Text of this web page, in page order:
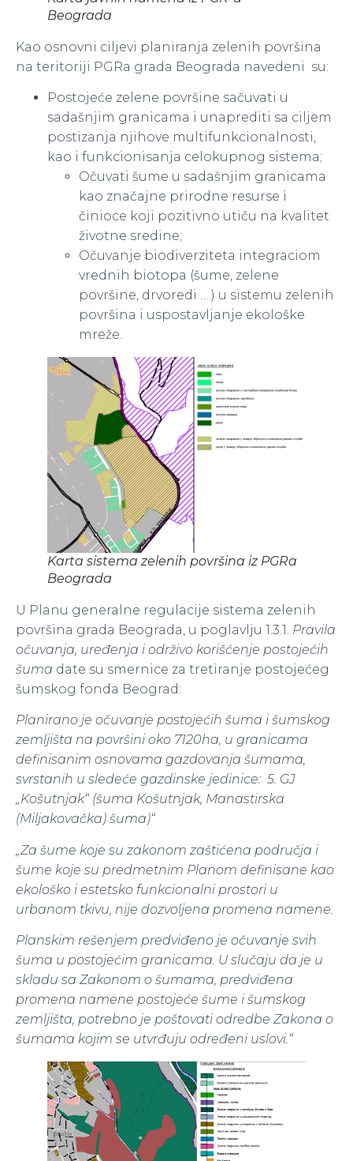
Beograda
Kao osnovni ciljevi planiranja zelenih površina
na teritoriji PGRa grada Beograda navedeni su:
Postojeće zelene površine sačuvati u
sadašnjim granicama i unaprediti sa ciljem
postizanja njihove multifunkcionalnosti,
kao i funkcionisanja celokupnog sistema;
Očuvati šume u sadašnjim granicama
kao značajne prirodne resurse i
činioce koji pozitivno utiču na kvalitet
životne sredine;
Očuvanje biodiverziteta integraciom
vrednih biotopa (šume, zelene
površine, drvoredi ….) u sistemu zelenih
površina i uspostavljanje ekološke
mreže.
Karta sistema zelenih površina iz PGRa
Beograda
U Planu generalne regulacije sistema zelenih
površina grada Beograda, u poglavlju 1.3.1. Pravila
očuvanja, uređenja i održivo korišćenje postojećih
šuma date su smernice za tretiranje postojećeg
šumskog fonda Beograd:
Planirano je očuvanje postojećih šuma i šumskog
zemljišta na površini oko 7120ha, u granicama
definisanim osnovama gazdovanja šumama,
svrstanih u sledeće gazdinske jedinice: 5. GJ
„Košutnjak“ (šuma Košutnjak, Manastirska
(Miljakovačka) šuma)“
„Za šume koje su zakonom zaštićena područja i
šume koje su predmetnim Planom definisane kao
ekološko i estetsko funkcionalni prostori u
urbanom tkivu, nije dozvoljena promena namene.
Planskim rešenjem predviđeno je očuvanje svih
šuma u postojećim granicama. U slučaju da je u
skladu sa Zakonom o šumama, predviđena
promena namene postojeće šume i šumskog
zemljišta, potrebno je poštovati odredbe Zakona o
šumama kojim se utvrđuju određeni uslovi.“